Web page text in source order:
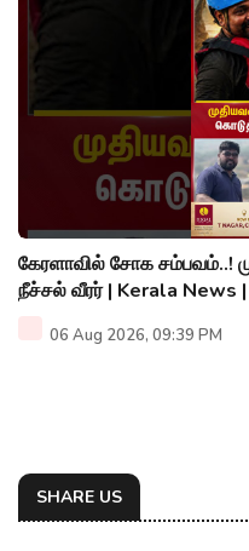
கேரளாவில் சோக சம்பவம்..!
நீச்சல் வீரர் | Kerala News
06 Aug 2026, 09:39 PM
SHARE US